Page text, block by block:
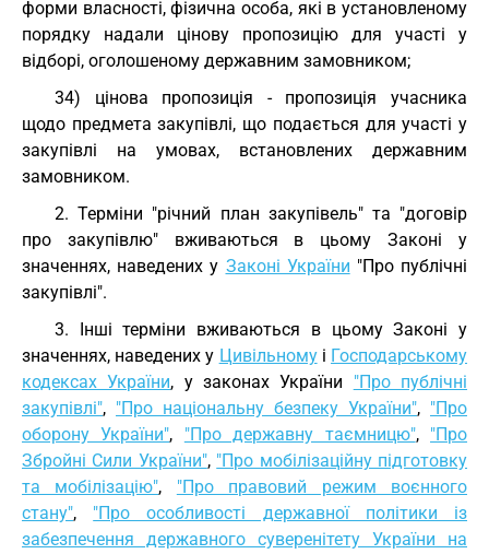
форми власності, фізична особа, які в установленому
порядку надали цінову пропозицію для участі у
відборі, оголошеному державним замовником;
34) цінова пропозиція - пропозиція учасника
щодо предмета закупівлі, що подається для участі у
закупівлі на умовах, встановлених державним
замовником.
2. Терміни "річний план закупівель" та "договір
про закупівлю" вживаються в цьому Законі у
значеннях, наведених у Законі України "Про публічні
закупівлі".
3. Інші терміни вживаються в цьому Законі у
значеннях, наведених у Цивільномуі Господарському
кодексах України, у законах України "Про публічні
закупівлі", "Про національну безпеку України", "Про
оборону України", "Про державну таємницю", "Про
Збройні Сили України", "Про мобілізаційну підготовку
та мобілізацію", "Про правовий режим воєнного
стану", "Про особливості державної політики із
забезпечення державного суверенітету України на